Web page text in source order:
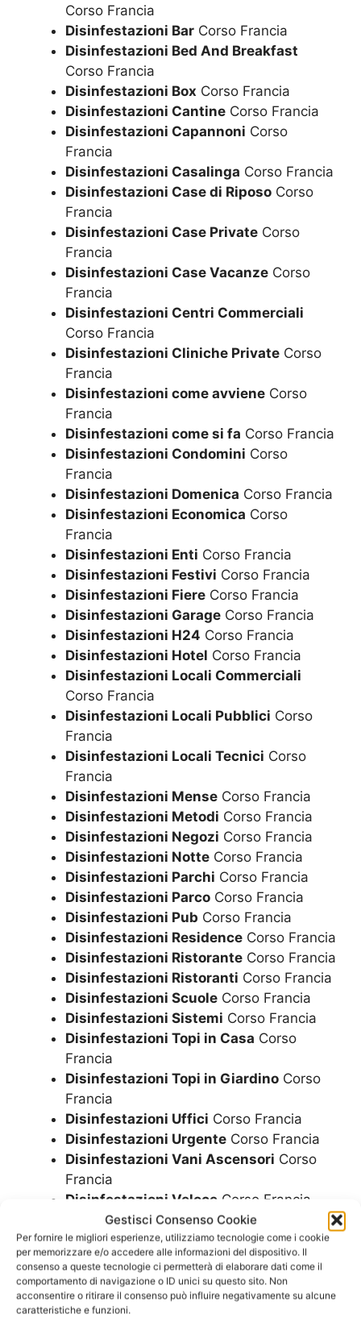
Gestisci Consenso Cookie
Per fornire le migliori esperienze, utilizziamo tecnologie come i cookie
per memorizzare e/o accedere alle informazioni del dispositivo. Il
consenso a queste tecnologie ci permetterà di elaborare dati come il
comportamento di navigazione o ID unici su questo sito. Non
acconsentire o ritirare il consenso può influire negativamente su alcune
caratteristiche e funzioni.
Corso Francia
Disinfestazioni Bar Corso Francia
Disinfestazioni Bed And Breakfast
Corso Francia
Disinfestazioni Box Corso Francia
Disinfestazioni Cantine Corso Francia
Disinfestazioni Capannoni Corso
Francia
Disinfestazioni Casalinga Corso Francia
Disinfestazioni Case di Riposo Corso
Francia
Disinfestazioni Case Private Corso
Francia
Disinfestazioni Case Vacanze Corso
Francia
Disinfestazioni Centri Commerciali
Corso Francia
Disinfestazioni Cliniche Private Corso
Francia
Disinfestazioni come avviene Corso
Francia
Disinfestazioni come si fa Corso Francia
Disinfestazioni Condomini Corso
Francia
Disinfestazioni Domenica Corso Francia
Disinfestazioni Economica Corso
Francia
Disinfestazioni Enti Corso Francia
Disinfestazioni Festivi Corso Francia
Disinfestazioni Fiere Corso Francia
Disinfestazioni Garage Corso Francia
Disinfestazioni H24 Corso Francia
Disinfestazioni Hotel Corso Francia
Disinfestazioni Locali Commerciali
Corso Francia
Disinfestazioni Locali Pubblici Corso
Francia
Disinfestazioni Locali Tecnici Corso
Francia
Disinfestazioni Mense Corso Francia
Disinfestazioni Metodi Corso Francia
Disinfestazioni Negozi Corso Francia
Disinfestazioni Notte Corso Francia
Disinfestazioni Parchi Corso Francia
Disinfestazioni Parco Corso Francia
Disinfestazioni Pub Corso Francia
Disinfestazioni Residence Corso Francia
Disinfestazioni Ristorante Corso Francia
Disinfestazioni Ristoranti Corso Francia
Disinfestazioni Scuole Corso Francia
Disinfestazioni Sistemi Corso Francia
Disinfestazioni Topi in Casa Corso
Francia
Disinfestazioni Topi in Giardino Corso
Francia
Disinfestazioni Uffici Corso Francia
Disinfestazioni Urgente Corso Francia
Disinfestazioni Vani Ascensori Corso
Francia
Disinfestazioni Veloce Corso Francia
Disinfestazioni VilleCorso Francia
SCRIVICI